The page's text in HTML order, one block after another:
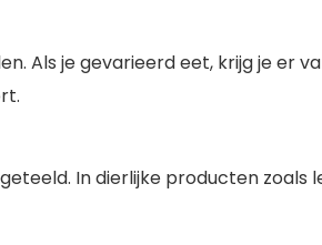
Als je gevarieerd eet, krijg je er
In dierlijke producten zoals